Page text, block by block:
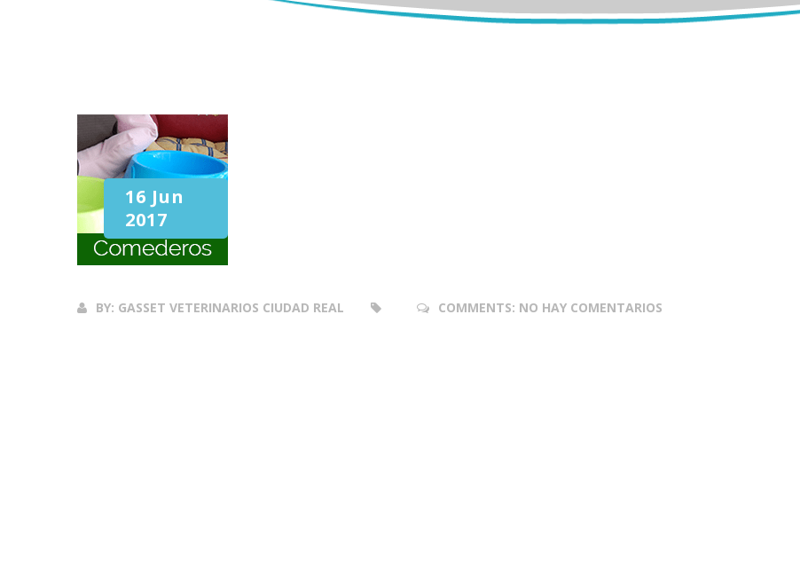
16 Jun
2017
BY: GASSET VETERINARIOS CIUDAD REAL COMMENTS: NO HAY COMENTARIOS